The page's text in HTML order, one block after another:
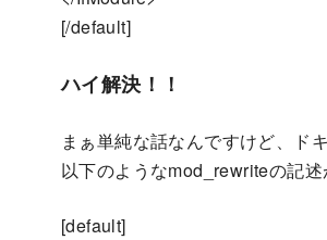
[/default]
ハイ解決！！
まぁ単純な話なんですけど、ド
以下のようなmod_rewriteの記
[default]